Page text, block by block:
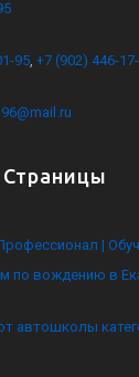
95 +7 (902) 446-
|
по вождению в
автошколы